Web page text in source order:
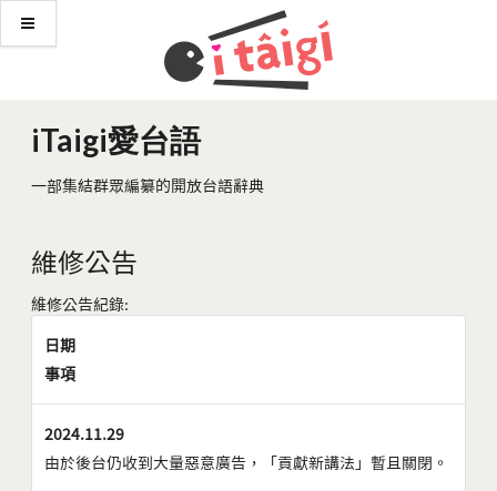
iTaigi愛台語
一部集結群眾編纂的開放台語辭典
維修公告
維修公告紀錄:
日期
事項
2024.11.29
由於後台仍收到大量惡意廣告，「貢獻新講法」暫且關閉。